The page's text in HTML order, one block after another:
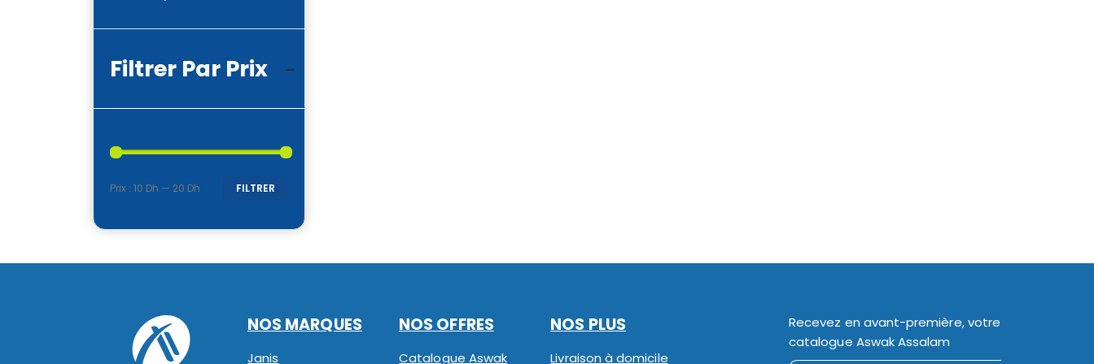
Filtrer Par Prix
FILTRER
Prix : 10 Dh — 20 Dh
NOS MARQUES
Janis
NOS OFFRES
Catalogue Aswak
NOS PLUS
Livraison à domicile
Recevez en avant-première, votre
catalogue Aswak Assalam